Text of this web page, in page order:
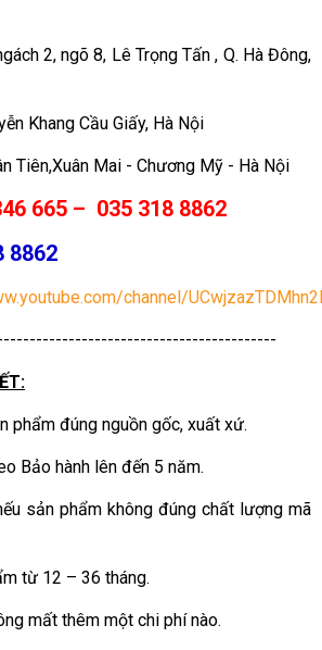
2, ngõ 8, Lê Trọng Tấn , Q. Hà Đông,
Cầu Giấy, Hà Nội
Mai - Chương Mỹ - Hà Nội
665 – 035 318 8862
8862
channel/
phẩm đúng nguồn gốc, xuất xứ.
Bảo hành lên đến 5 năm.
sản phẩm không đúng chất lượng mã
từ 12 – 36 tháng.
mất thêm một chi phí nào.